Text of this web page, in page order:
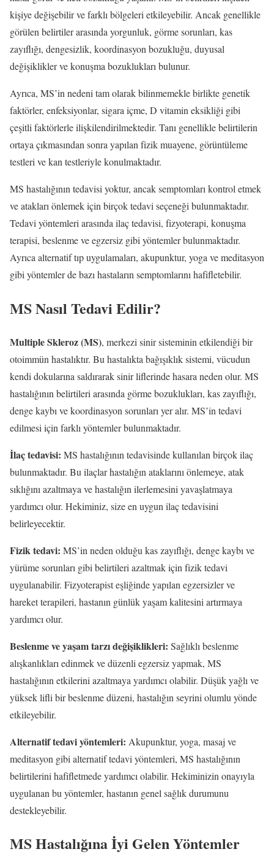
kişiye değişebilir ve farklı bölgeleri etkileyebilir. Ancak genellikle
görülen belirtiler arasında yorgunluk, görme sorunları, kas
zayıflığı, dengesizlik, koordinasyon bozukluğu, duyusal
değişiklikler ve konuşma bozuklukları bulunur.
Ayrıca, MS’in nedeni tam olarak bilinmemekle birlikte genetik
faktörler, enfeksiyonlar, sigara içme, D vitamin eksikliği gibi
çeşitli faktörlerle ilişkilendirilmektedir. Tanı genellikle belirtilerin
ortaya çıkmasından sonra yapılan fizik muayene, görüntüleme
testleri ve kan testleriyle konulmaktadır.
MS hastalığının tedavisi yoktur, ancak semptomları kontrol etmek
ve atakları önlemek için birçok tedavi seçeneği bulunmaktadır.
Tedavi yöntemleri arasında ilaç tedavisi, fizyoterapi, konuşma
terapisi, beslenme ve egzersiz gibi yöntemler bulunmaktadır.
Ayrıca alternatif tıp uygulamaları, akupunktur, yoga ve meditasyon
gibi yöntemler de bazı hastaların semptomlarını hafifletebilir.
MS Nasıl Tedavi Edilir?
Multiple Skleroz (MS), merkezi sinir sisteminin etkilendiği bir
otoimmün hastalıktır. Bu hastalıkta bağışıklık sistemi, vücudun
kendi dokularına saldırarak sinir liflerinde hasara neden olur. MS
hastalığının belirtileri arasında görme bozuklukları, kas zayıflığı,
denge kaybı ve koordinasyon sorunları yer alır. MS’in tedavi
edilmesi için farklı yöntemler bulunmaktadır.
İlaç tedavisi: MS hastalığının tedavisinde kullanılan birçok ilaç
bulunmaktadır. Bu ilaçlar hastalığın ataklarını önlemeye, atak
sıklığını azaltmaya ve hastalığın ilerlemesini yavaşlatmaya
yardımcı olur. Hekiminiz, size en uygun ilaç tedavisini
belirleyecektir.
Fizik tedavi: MS’in neden olduğu kas zayıflığı, denge kaybı ve
yürüme sorunları gibi belirtileri azaltmak için fizik tedavi
uygulanabilir. Fizyoterapist eşliğinde yapılan egzersizler ve
hareket terapileri, hastanın günlük yaşam kalitesini artırmaya
yardımcı olur.
Beslenme ve yaşam tarzı değişiklikleri: Sağlıklı beslenme
alışkanlıkları edinmek ve düzenli egzersiz yapmak, MS
hastalığının etkilerini azaltmaya yardımcı olabilir. Düşük yağlı ve
yüksek lifli bir beslenme düzeni, hastalığın seyrini olumlu yönde
etkileyebilir.
Alternatif tedavi yöntemleri: Akupunktur, yoga, masaj ve
meditasyon gibi alternatif tedavi yöntemleri, MS hastalığının
belirtilerini hafifletmede yardımcı olabilir. Hekiminizin onayıyla
uygulanan bu yöntemler, hastanın genel sağlık durumunu
destekleyebilir.
MS Hastalığına İyi Gelen Yöntemler